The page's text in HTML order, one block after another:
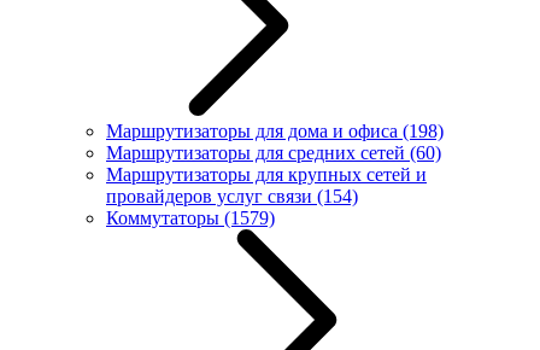
Маршрутизаторы для дома и офиса (198)
Маршрутизаторы для средних сетей (60)
Маршрутизаторы для крупных сетей и
провайдеров услуг связи (154)
Коммутаторы (1579)